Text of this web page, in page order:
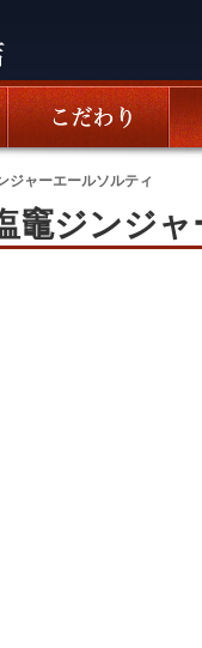
ジャーエールソルティ
竈ジンジ